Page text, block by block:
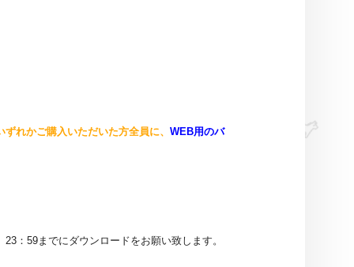
ずれかご購入いただいた方全員に、 WEB用のバ
23：59までにダウンロードをお願い致します。